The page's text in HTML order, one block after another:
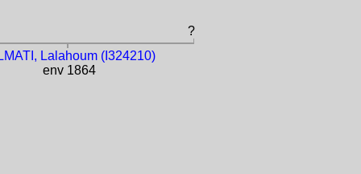
?
Lalahoum (I324210)
env 1864